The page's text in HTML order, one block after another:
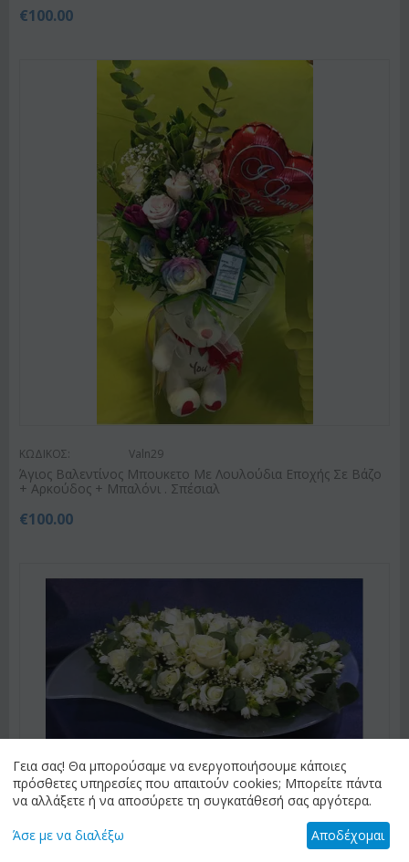
€100.00
ΚΩΔΙΚΟΣ: Valn29
Άγιος Βαλεντίνος Μπουκετο Με Λουλούδια Εποχής Σε Βάζο
+ Αρκούδος + Μπαλόνι . Σπέσιαλ
€100.00
ΚΩΔΙΚΟΣ: Vas1
Άνθη σε γυάλινη πιατέλα
Γεια σας! Θα μπορούσαμε να ενεργοποιήσουμε κάποιες
πρόσθετες υπηρεσίες που απαιτούν cookies; Μπορείτε πάντα
να αλλάξετε ή να αποσύρετε τη συγκατάθεσή σας αργότερα.
Άσε με να διαλέξω Αποδέχομαι